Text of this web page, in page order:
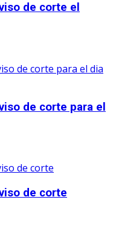
de corte el
de corte para el
de corte